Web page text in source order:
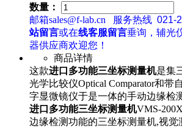
数量：
邮箱sales@f-lab.cn
服务热线 021-
站留言或在线客服留言垂询，辅光
器供应商欢迎您！
商品详情
这款进口多功能三坐标测量机是集
光学比较仪Optical Comparator和带
字显微镜仪于是一体的手动边缘检
进口多功能三坐标测量机VMS-
边缘检测功能的三坐标测量机,视